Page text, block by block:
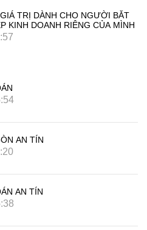
TRỊ DÀNH CHO NGƯỜI BẮT
KINH DOANH RIÊNG CỦA MÌNH
AN TÍN
AN TÍN